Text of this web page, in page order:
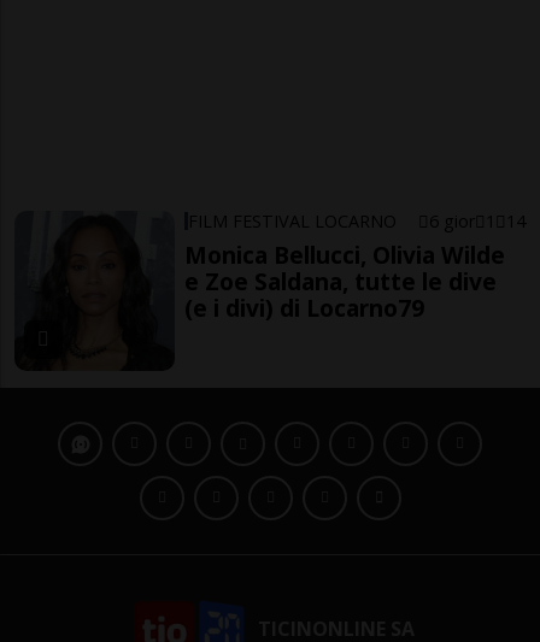
FILM FESTIVAL LOCARNO 6 gior 1 14
Monica Bellucci, Olivia Wilde
e Zoe Saldana, tutte le dive
(e i divi) di Locarno79